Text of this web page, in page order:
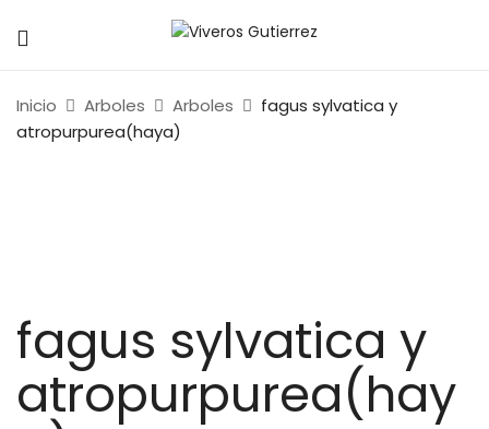
Inicio Arboles Arboles
fagus sylvatica y
atropurpurea(haya)
fagus sylvatica y
atropurpurea(hay